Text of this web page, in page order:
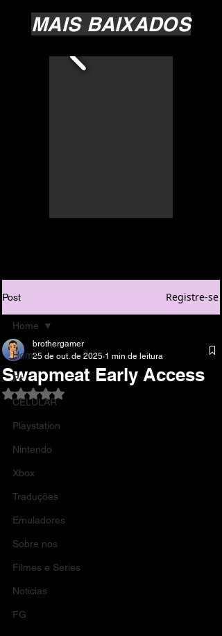
MAIS BAIXADOS
Post Registre-se
Home
Pc
CELULAR
Playstation
Nintendo
Xbox
Traduções
Emuladores
Sobre nos
Filmes e Series
Noticias
FG
Home
Swapmeat Early Access
brothergamer
25 de out. de 2025 1 min de leitura
Avaliado com NaN de 5 estrelas.